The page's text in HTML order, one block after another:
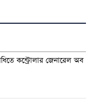
কন্ট্রোলার জেনারেল অব